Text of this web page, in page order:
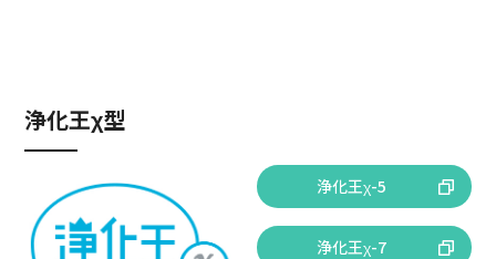
浄化王χ型
浄化王χ-5
浄化王χ-7